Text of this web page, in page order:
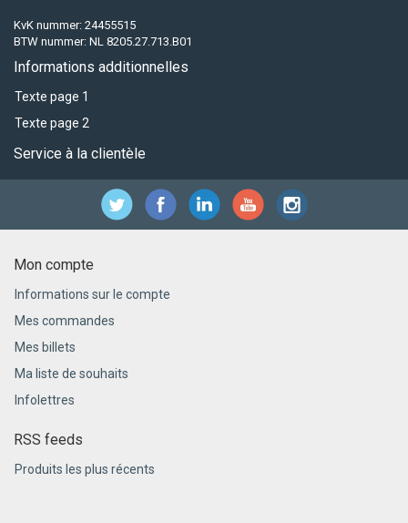
KvK nummer: 24455515
BTW nummer: NL 8205.27.713.B01
Informations additionnelles
Texte page 1
Texte page 2
Service à la clientèle
Mon compte
Informations sur le compte
Mes commandes
Mes billets
Ma liste de souhaits
Infolettres
RSS feeds
Produits les plus récents